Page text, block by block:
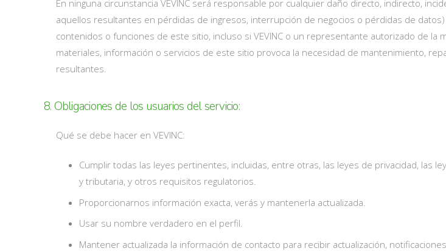
En ninguna circunstancia VEVINC será responsable por cualquier daño directo, indirecto,
aquellos resultantes en pérdidas de ingresos, interrupción de negocios o pérdidas de
contenidos o funciones de este sitio, incluso si VEVINC o un representante autorizado de
materiales, información o servicios de este sitio provoca la necesidad de mantenimiento,
resultantes.
8. Obligaciones de los usuarios del servicio:
Qué se debe hacer en VEVINC:
Cumplir todas las leyes pertinentes, incluidas, entre otras, las leyes de privacidad, las
y tributaria, y otros requisitos regulatorios.
Proporcionarnos información exacta, verás y mantenerla actualizada.
Usar su nombre verdadero en el perfil.
Mantener actualizada la información de contacto para recibir actualización,